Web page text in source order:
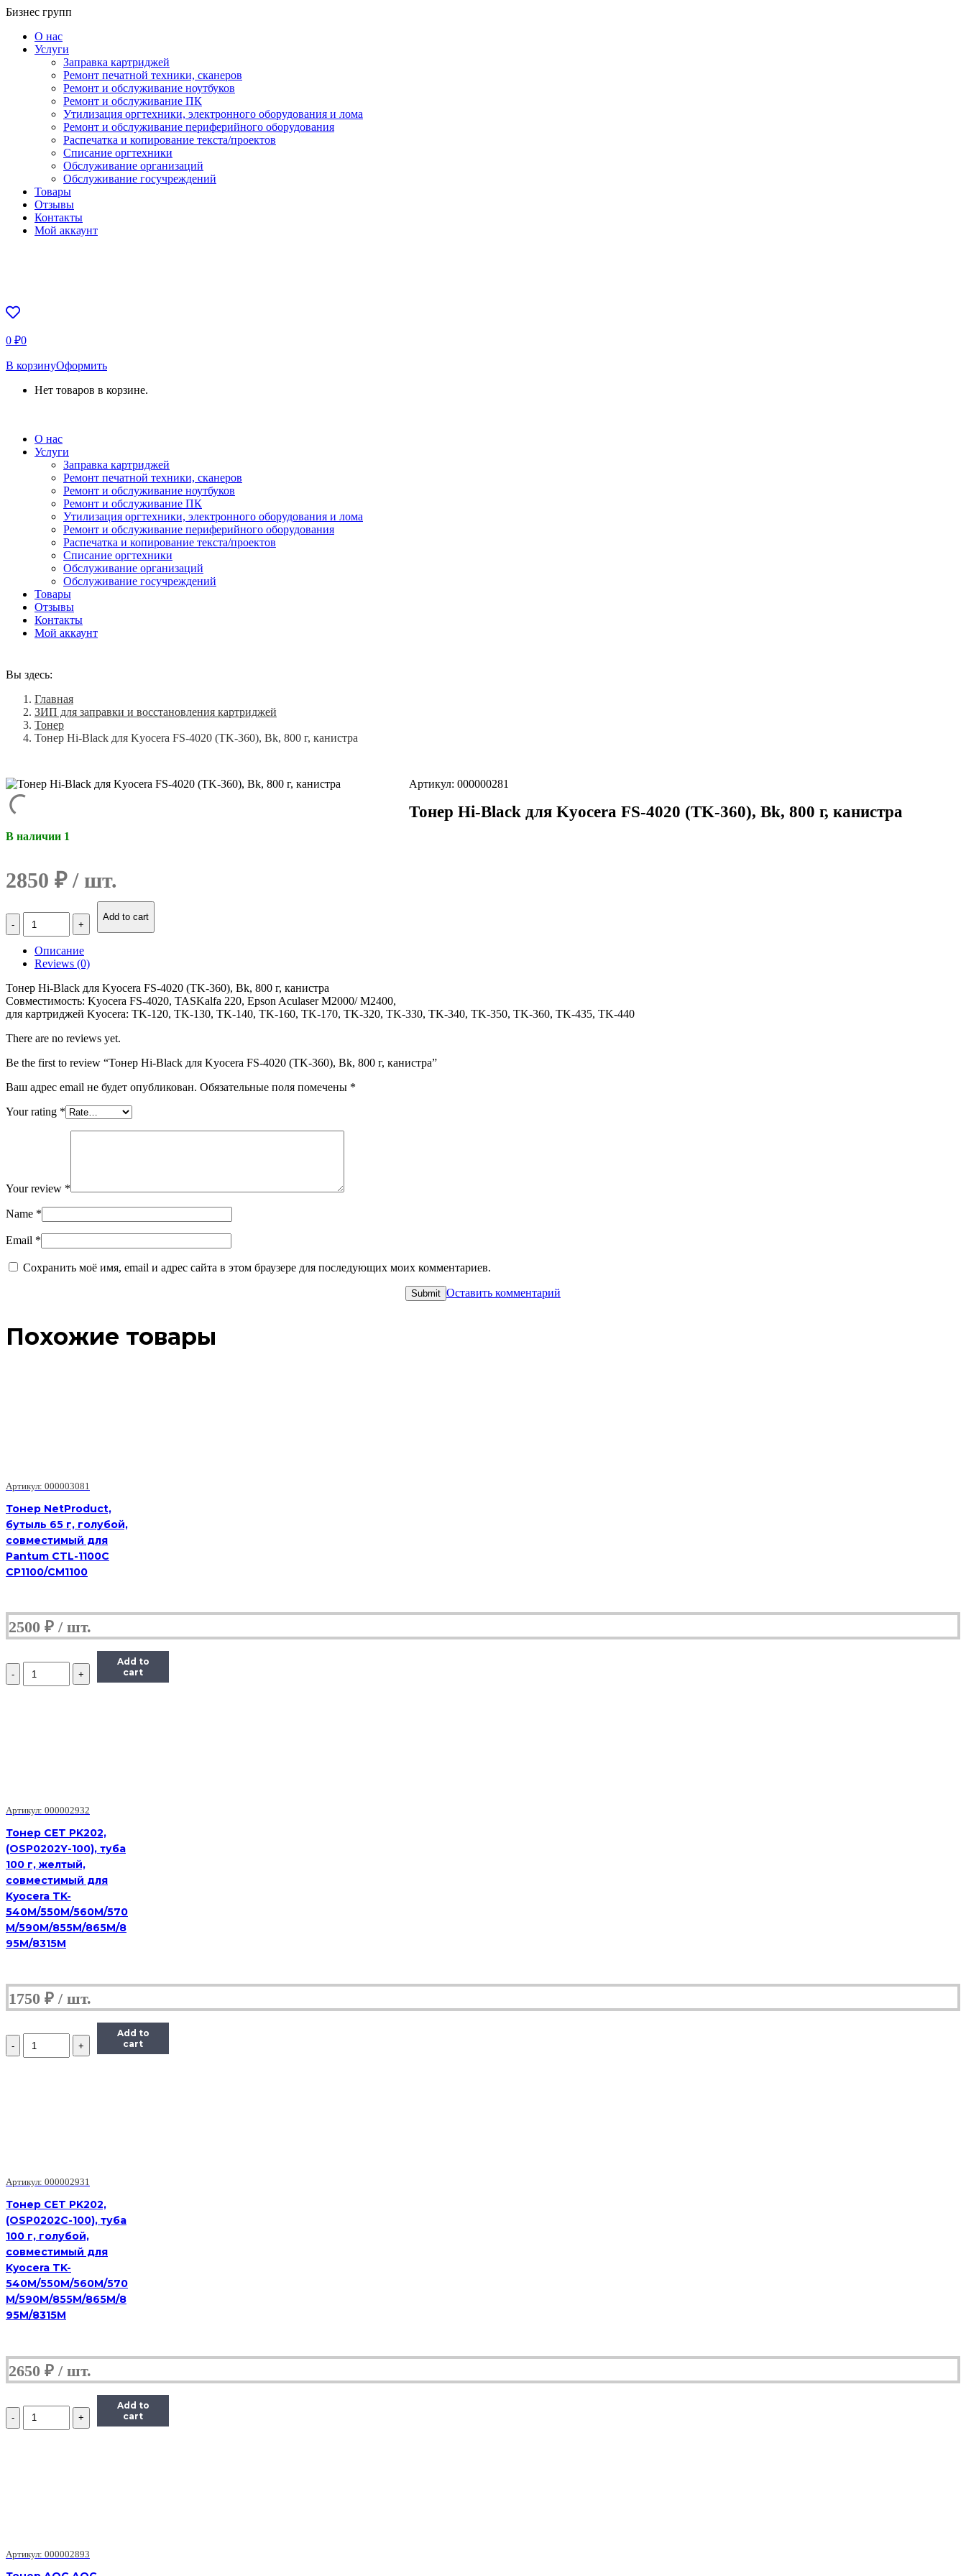
Перейти
содержанию
Бизнес групп
О нас
Услуги
Заправка картриджей
Ремонт печатной техники, сканеров
Ремонт и обслуживание ноутбуков
Ремонт и обслуживание ПК
Утилизация оргтехники, электронного оборудования и лома
Ремонт и обслуживание периферийного оборудования
Распечатка и копирование текста/проектов
Списание оргтехники
Обслуживание организаций
Обслуживание госучреждений
Товары
Отзывы
Контакты
Мой аккаунт
0 ₽0
В корзинуОформить
Нет товаров в корзине.
О нас
Услуги
Заправка картриджей
Ремонт печатной техники, сканеров
Ремонт и обслуживание ноутбуков
Ремонт и обслуживание ПК
Утилизация оргтехники, электронного оборудования и лома
Ремонт и обслуживание периферийного оборудования
Распечатка и копирование текста/проектов
Списание оргтехники
Обслуживание организаций
Обслуживание госучреждений
Товары
Отзывы
Контакты
Мой аккаунт
Вы здесь:
Главная
ЗИП для заправки и восстановления картриджей
Тонер
Тонер Hi-Black для Kyocera FS-4020 (TK-360), Bk, 800 г, канистра
Артикул: 000000281
Тонер Hi-Black для Kyocera FS-4020 (TK-360), Bk, 800 г, канистра
В наличии 1
2850 ₽
Количество
Тонер
Black
Kyocera
FS-
4020
(TK-
360),
800
канистра
Add to cart
Описание
Reviews (0)
Тонер Hi-Black для Kyocera FS-4020 (TK-360), Bk, 800 г, канистра
Совместимость: Kyocera FS-4020, TASKalfa 220, Epson Aculaser M2000/ M2400,
для картриджей Kyocera: TK-120, ТK-130, TK-140, TK-160, TK-170, TK-320, TK-330, TK-340, TK-350, TK-360, TK-435, TK-440
There are no reviews yet.
Be the first to review “Тонер Hi-Black для Kyocera FS-4020 (TK-360), Bk, 800 г, канистра”
Ваш адрес email не будет опубликован. Обязательные поля помечены *
Your rating *
Your review *
Name *
Email *
Сохранить моё имя, email и адрес сайта в этом браузере для последующих моих комментариев.
Оставить комментарий
Похожие товары
Артикул: 000003081
Тонер NetProduct,
бутыль 65 г, голубой,
совместимый для
Pantum CTL-1100C
CP1100/CM1100
2500 ₽
Количество
Тонер
800
канистра
Add to
cart
Артикул: 000002932
Тонер CET PK202,
(OSP0202Y-100), туба
100 г, желтый,
совместимый для
Kyocera TK-
540M/550M/560M/570
M/590M/855M/865M/8
95M/8315M
1750 ₽
Количество
Тонер
800
канистра
Add to
cart
Артикул: 000002931
Тонер CET PK202,
(OSP0202C-100), туба
100 г, голубой,
совместимый для
Kyocera TK-
540M/550M/560M/570
M/590M/855M/865M/8
95M/8315M
2650 ₽
Количество
Тонер
800
Add to
cart
Артикул: 000002893